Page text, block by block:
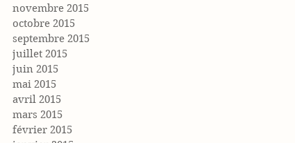
novembre 2015
octobre 2015
septembre 2015
juillet 2015
juin 2015
mai 2015
avril 2015
mars 2015
février 2015